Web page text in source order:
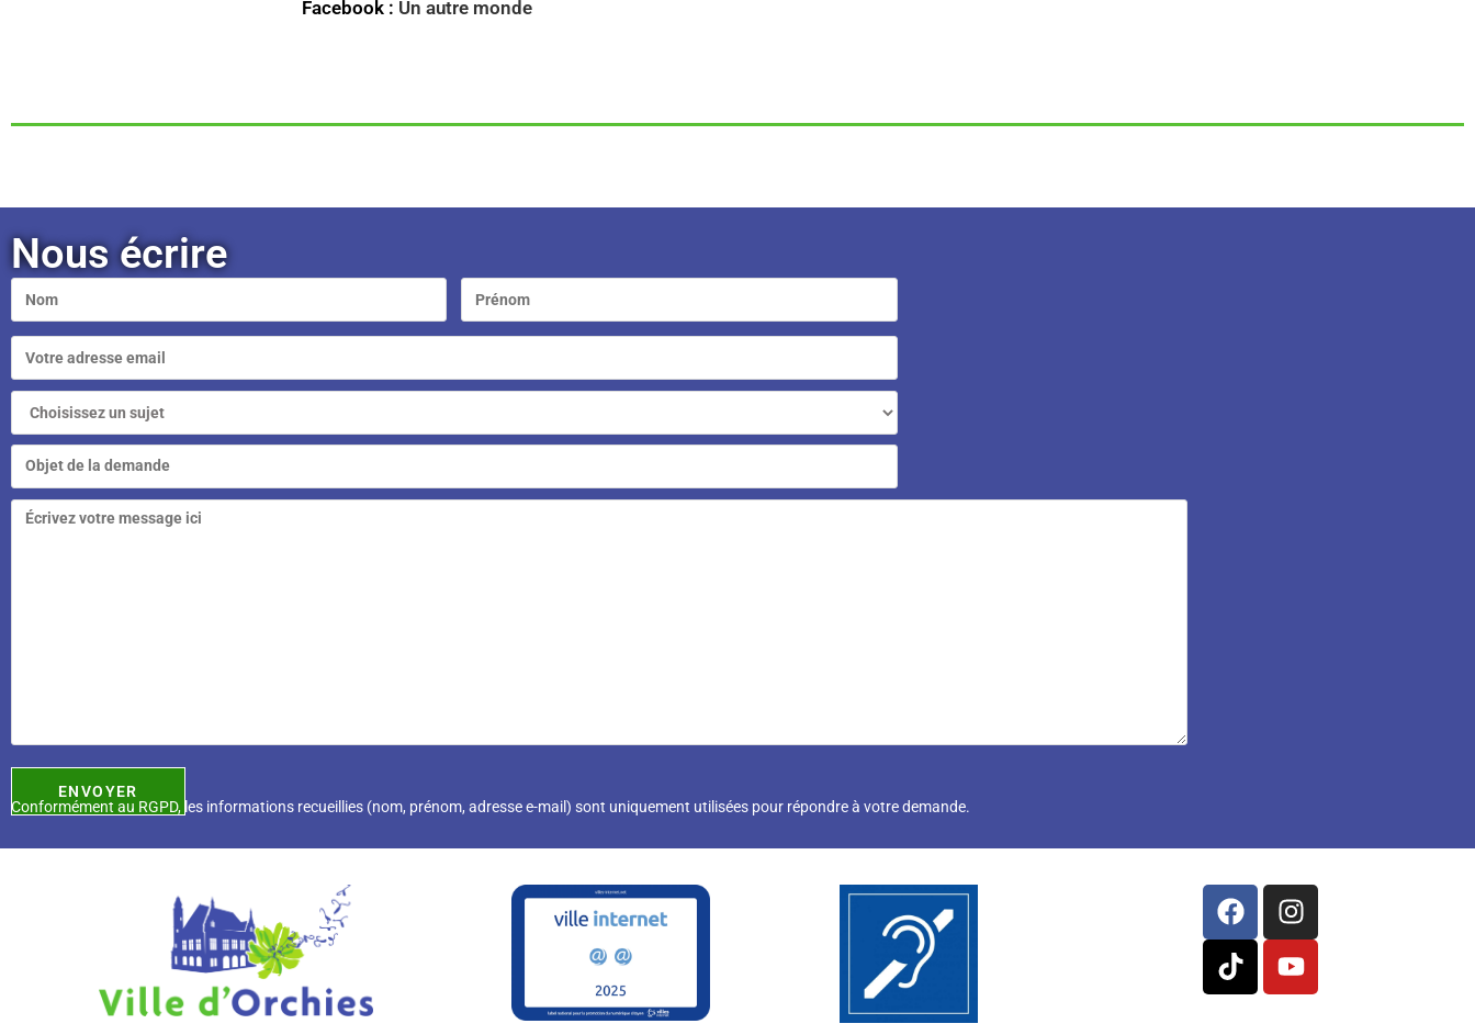
Facebook : Un autre monde
Nous écrire
Conformément au RGPD, l es informations recueillies (nom, prénom, adresse e-mail) sont uniquement utilisées pour répondre à votre demande.